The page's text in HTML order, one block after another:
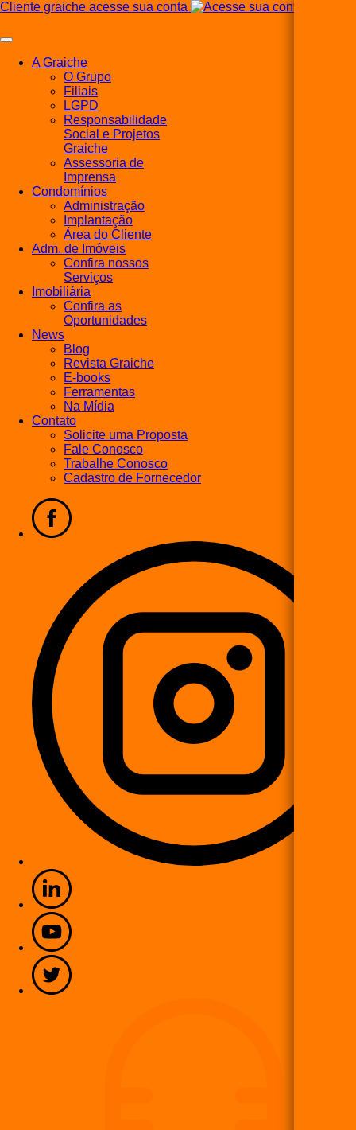
Cliente graiche acesse sua conta
A Graiche
O Grupo
Filiais
LGPD
Responsabilidade
Social e Projetos
Graiche
Assessoria de
Imprensa
Condomínios
Administração
Implantação
Área do Cliente
Adm. de Imóveis
Confira nossos
Serviços
Imobiliária
Confira as
Oportunidades
News
Blog
Revista Graiche
E-books
Ferramentas
Na Mídia
Contato
Solicite uma Proposta
Fale Conosco
Trabalhe Conosco
Cadastro de Fornecedor